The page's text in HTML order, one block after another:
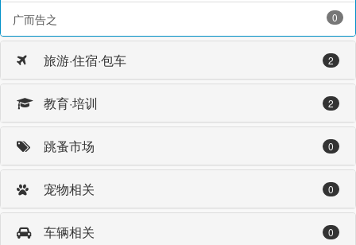
广而告之 0
旅游·住宿·包车 2
教育·培训 2
跳蚤市场 0
宠物相关 0
车辆相关 0